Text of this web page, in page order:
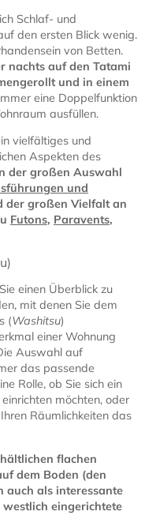
Schlaf- und
den ersten Blick wenig.
von Betten.
nachts auf den Tatami
und in einem
eine Doppelfunktion
ausfüllen.
vielfältiges und
Aspekten des
der großen Auswahl
und
der großen Vielfalt an
Futons, Paravents,
einen Überblick zu
mit denen Sie dem
(Washitsu)
einer Wohnung
Auswahl auf
das passende
Rolle, ob Sie sich ein
möchten, oder
Räumlichkeiten das
flachen
dem Boden (den
auch als interessante
eingerichtete